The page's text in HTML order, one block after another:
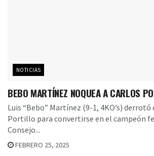
NOTICIAS
BEBO MARTÍNEZ NOQUEA A CARLOS
Luis “Bebo” Martínez (9-1, 4KO’s) derrotó
Portillo para convertirse en el campeón
Consejo...
FEBRERO 25, 2025